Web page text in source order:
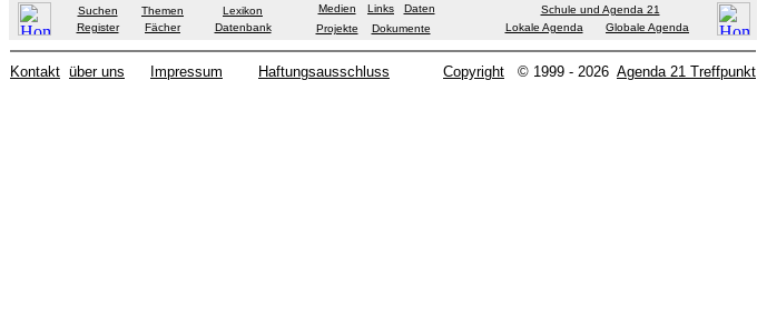
Suchen Themen
Lexikon
Register
Fächer Datenbank
Medien Links
Daten
Projekte
Dokumente
Schule und Agenda 21
Lokale Agenda
Globale Agenda
Kontakt über uns Impressum Haftungsausschluss Copyright © 1999 - 2026 Agenda 21 Treffpunkt